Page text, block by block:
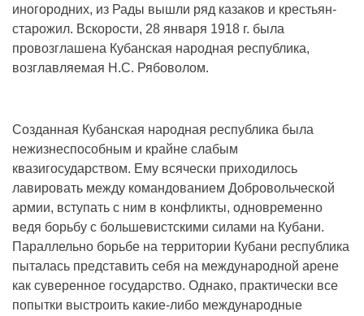
иногородних, из Рады вышли ряд казаков и крестьян-
старожил. Вскорости, 28 января 1918 г. была
провозглашена Кубанская народная республика,
возглавляемая Н.С. Рябоволом.
Созданная Кубанская народная республика была
нежизнеспособным и крайне слабым
квазигосударством. Ему всячески приходилось
лавировать между командованием Добровольческой
армии, вступать с ним в конфликты, одновременно
ведя борьбу с большевистскими силами на Кубани.
Параллельно борьбе на территории Кубани республика
пыталась представить себя на международной арене
как суверенное государство. Однако, практически все
попытки выстроить какие-либо международные